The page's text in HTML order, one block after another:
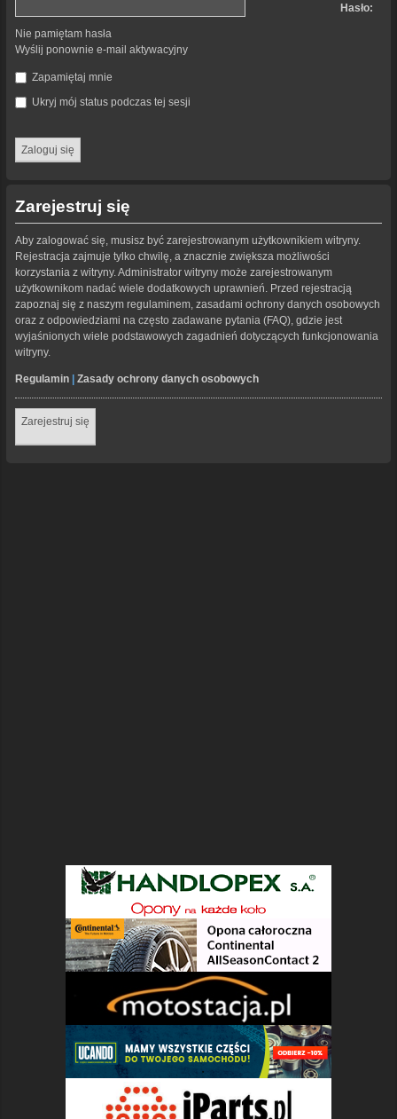
Hasło:
Nie pamiętam hasła
Wyślij ponownie e-mail aktywacyjny
Zapamiętaj mnie
Ukryj mój status podczas tej sesji
Zarejestruj się
Aby zalogować się, musisz być zarejestrowanym użytkownikiem witryny.
Rejestracja zajmuje tylko chwilę, a znacznie zwiększa możliwości
korzystania z witryny. Administrator witryny może zarejestrowanym
użytkownikom nadać wiele dodatkowych uprawnień. Przed rejestracją
zapoznaj się z naszym regulaminem, zasadami ochrony danych osobowych
oraz z odpowiedziami na często zadawane pytania (FAQ), gdzie jest
wyjaśnionych wiele podstawowych zagadnień dotyczących funkcjonowania
witryny.
Regulamin | Zasady ochrony danych osobowych
Zarejestruj się